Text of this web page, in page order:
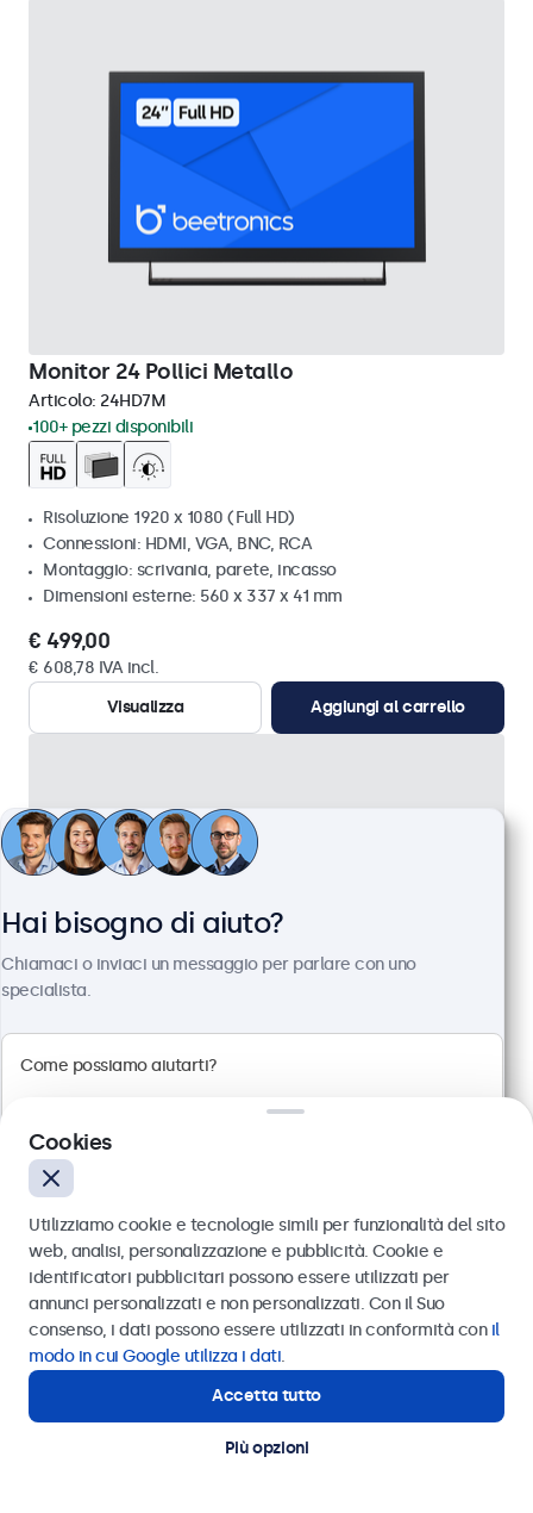
Monitor 24 Pollici Metallo
Articolo: 24HD7M
100+ pezzi disponibili
Risoluzione 1920 x 1080 (Full HD)
Connessioni: HDMI, VGA, BNC, RCA
Montaggio: scrivania, parete, incasso
Dimensioni esterne: 560 x 337 x 41 mm
€ 499,00
€ 608,78 IVA incl.
Visualizza
Aggiungi al carrello
Monitor 27 Pollici Metallo
Articolo:27HD7M
100+ pezzi disponibili
Risoluzione 1920 x 1080 (Full HD)
Connessioni: HDMI, VGA, BNC, RCA
Montaggio: scrivania, parete, incasso
Dimensioni esterne: 629 x 374 x 41 mm
€ 549,00
Hai bisogno di aiuto?
Chiamaci o inviaci un messaggio per parlare con uno
specialista.
Inviare
Oppure chiamaci al
Contatta i nostri esperti
Cookies
Utilizziamo cookie e tecnologie simili per funzionalità del sito
web, analisi, personalizzazione e pubblicità. Cookie e
identificatori pubblicitari possono essere utilizzati per
annunci personalizzati e non personalizzati. Con il Suo
consenso, i dati possono essere utilizzati in conformità con il
modo in cui Google utilizza i dati.
Accetta tutto
Più opzioni